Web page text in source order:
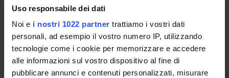
Uso responsabile dei dati
Noi e i nostri 1022 partner trattiamo i vostri dati
personali, ad esempio il vostro numero IP, utilizzando
tecnologie come i cookie per memorizzare e accedere
alle informazioni sul vostro dispositivo al fine di
pubblicare annunci e contenuti personalizzati, misurare
PREVENZIONE E PATOGENESI
DELLE MALATTIE PROFESSIONALI
Crediti
2